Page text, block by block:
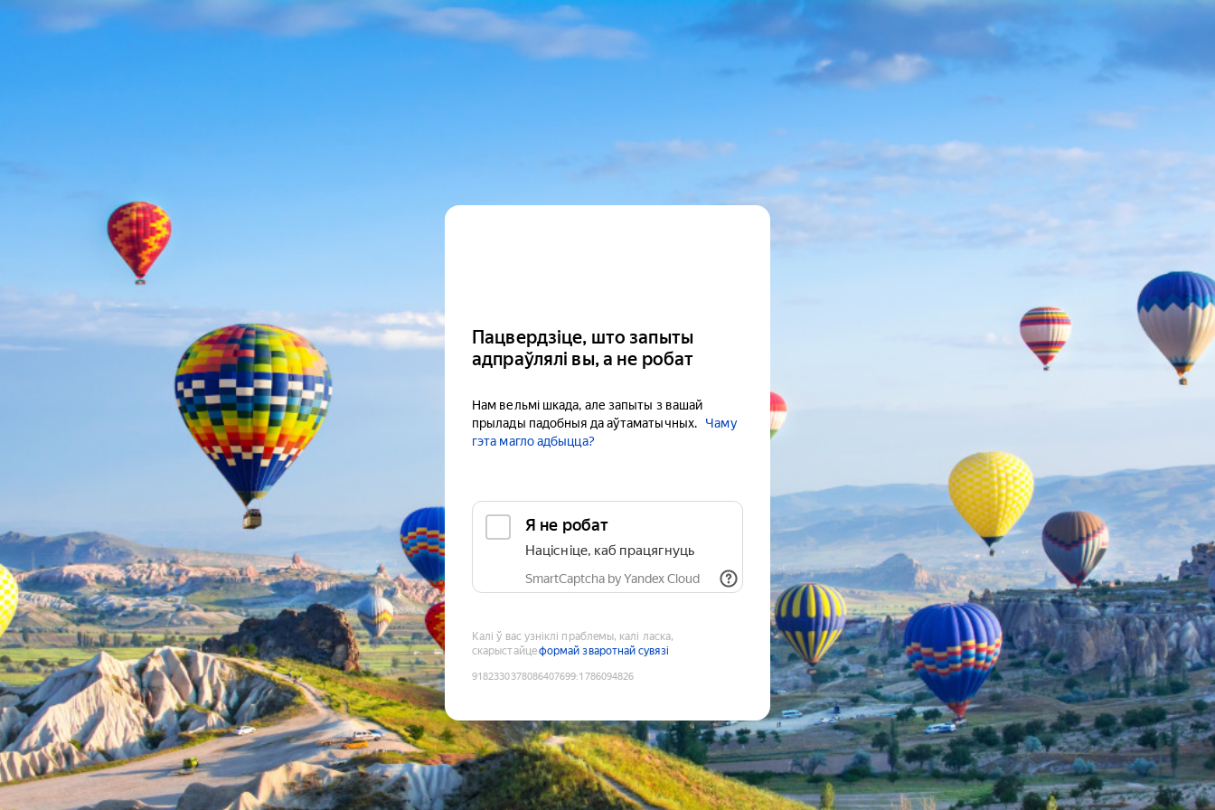
Пацвердзіце, што запыты
адпраўлялі вы, а не робат
Нам вельмі шкада, але запыты з вашай
прылады падобныя да аўтаматычных.
Чаму
гэта магло адбыцца?
Я не робат
Націсніце, каб працягнуць
SmartCaptcha by Yandex Cloud
Калі ў вас узніклі праблемы, калі ласка,
скарыстайцеформай зваротнай сувязі
9182330378086407699:1786094826